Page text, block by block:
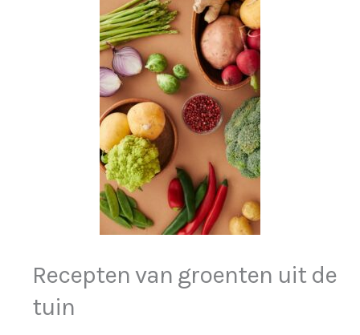
Recepten van groenten uit de
tuin